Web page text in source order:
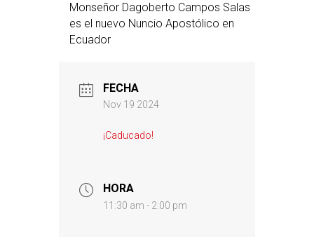
Monseñor Dagoberto Campos Salas
es el nuevo Nuncio Apostólico en
Ecuador
FECHA
Nov 19 2024
¡Caducado!
HORA
11:30 am - 2:00 pm